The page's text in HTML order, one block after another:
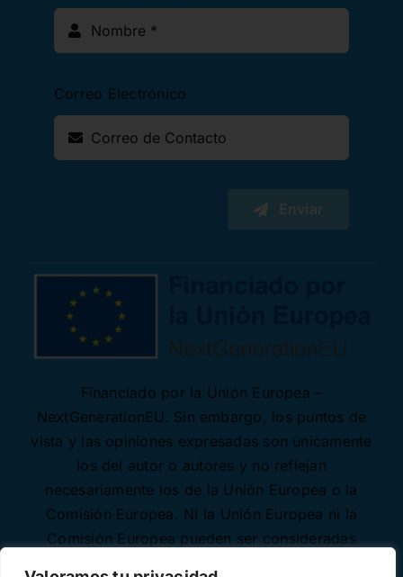
Correo Electrónico
Enviar
Financiado por la Unión Europea –
NextGenerationEU. Sin embargo, los puntos de
vista y las opiniones expresadas son únicamente
los del autor o autores y no reflejan
necesariamente los de la Unión Europea o la
Comisión Europea. Ni la Unión Europea ni la
Comisión Europea pueden ser consideradas